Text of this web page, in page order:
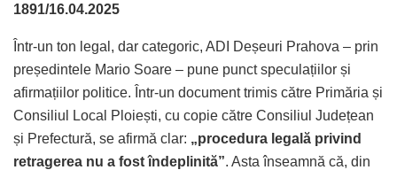
1891/16.04.2025
Într-un ton legal, dar categoric, ADI Deșeuri Prahova – prin
președintele Mario Soare – pune punct speculațiilor și
afirmațiilor politice. Într-un document trimis către Primăria și
Consiliul Local Ploiești, cu copie către Consiliul Județean
și Prefectură, se afirmă clar: „procedura legală privind
retragerea nu a fost îndeplinită”. Asta înseamnă că, din